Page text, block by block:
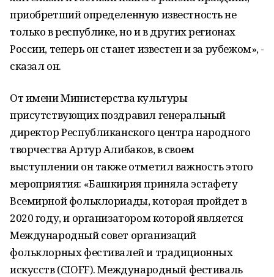
приобретший определенную известность не
только в республике, но и в других регионах
России, теперь он станет известен и за рубежом», -
сказал он.
От имени Министерства культуры
присутствующих поздравил генеральный
директор Республиканского центра народного
творчества Артур Алибаков, в своем
выступлении он также отметил важность этого
мероприятия: «Башкирия приняла эстафету
Всемирной фольклориады, которая пройдет в
2020 году, и организатором которой является
Международный совет организаций
фольклорных фестивалей и традиционных
искусств (CIOFF). Международный фестиваль